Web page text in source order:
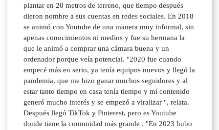
plantar en 20 metros de terreno, que tiempo después
dieron nombre a sus cuentas en redes sociales. En 2018
se animó con Youtube de una manera muy informal, sin
apenas conocimientos ni medios y fue su hermana la
que le animó a comprar una cámara buena y un
ordenador porque veía potencial. "2020 fue cuando
empecé más en serio, ya tenía equipos nuevos y llegó la
pandemia, que me hizo ganar muchos seguidores y al
estar tanto tiempo en casa tenía tiempo y mi contenido
generó mucho interés y se empezó a viralizar ", relata.
Después llegó TikTok y Pinterest, pero es Youtube
donde tiene la comunidad más grande . "En 2023 hubo